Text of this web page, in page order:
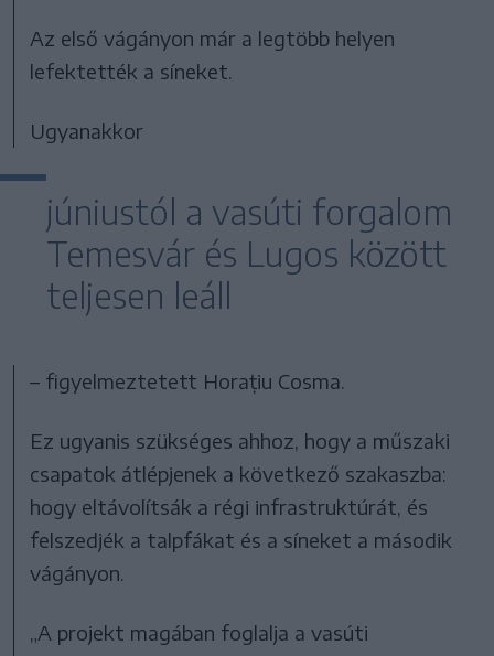
Az első vágányon már a legtöbb helyen
lefektették a síneket.
Ugyanakkor
júniustól a vasúti forgalom
Temesvár és Lugos között
teljesen leáll
– figyelmeztetett Horațiu Cosma.
Ez ugyanis szükséges ahhoz, hogy a műszaki
csapatok átlépjenek a következő szakaszba:
hogy eltávolítsák a régi infrastruktúrát, és
felszedjék a talpfákat és a síneket a második
vágányon.
„A projekt magában foglalja a vasúti